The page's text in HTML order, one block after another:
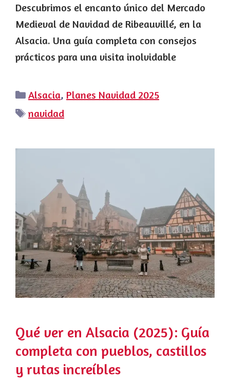
Descubrimos el encanto único del Mercado
Medieval de Navidad de Ribeauvillé, en la
Alsacia. Una guía completa con consejos
prácticos para una visita inolvidable
Categorías
Alsacia, Planes Navidad 2025
Etiquetas
navidad
Qué ver en Alsacia (2025): Guía
completa con pueblos, castillos
y rutas increíbles